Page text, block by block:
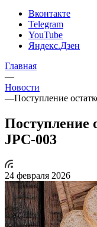
Вконтакте
Telegram
YouTube
Яндекс.Дзен
Главная
—
Новости
—Поступление
Поступление
JPC-003
24 февраля 2026